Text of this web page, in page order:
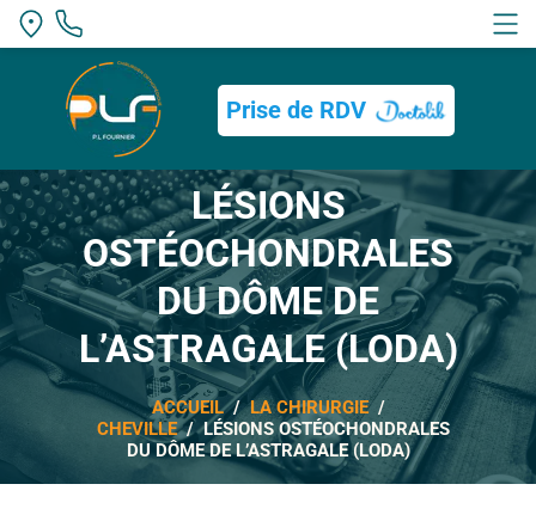
Prise de RDV
LÉSIONS
OSTÉOCHONDRALES
DU DÔME DE
L’ASTRAGALE (LODA)
ACCUEIL/LA CHIRURGIE/
CHEVILLE/ LÉSIONS OSTÉOCHONDRALES
DU DÔME DE L’ASTRAGALE (LODA)